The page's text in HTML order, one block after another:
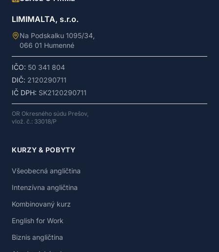
LIMIMALTA, s.r.o.
Na Podskalku 1095/34,
066 01 Humenné
IČO: 50 341 804
DIČ: 2120290711
IČ DPH: SK2120290711
OR Okresného súdu Prešov,
vlož. č.: 33018/P
KURZY & POBYTY
Všeobecná angličtina
Intenzívna angličtina
Kombinovaný kurz
English for Work
Biznis angličtina